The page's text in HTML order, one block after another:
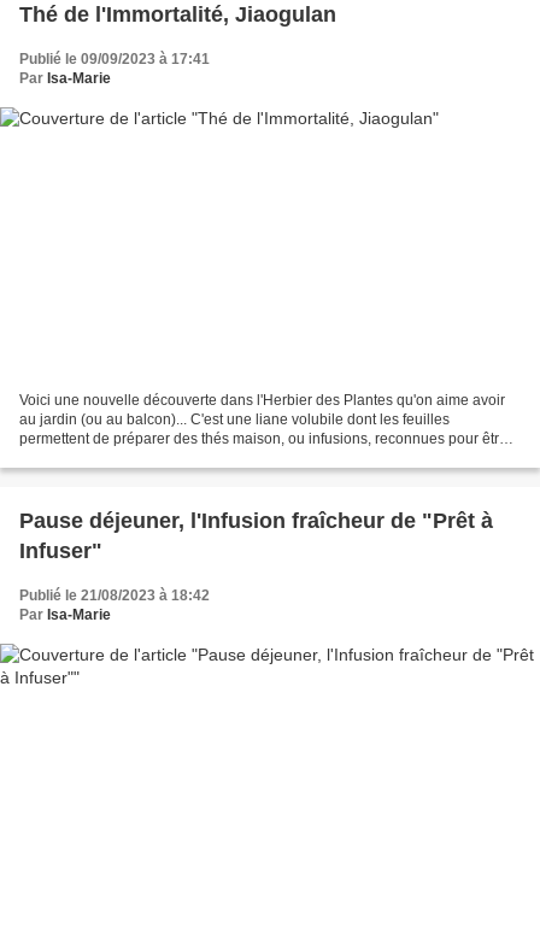
Thé de l'Immortalité, Jiaogulan
Publié le 09/09/2023 à 17:41
Par Isa-Marie
Voici une nouvelle découverte dans l'Herbier des Plantes qu'on aime avoir
au jardin (ou au balcon)... C'est une liane volubile dont les feuilles
permettent de préparer des thés maison, ou infusions, reconnues pour être
Pause déjeuner, l'Infusion fraîcheur de "Prêt à
Infuser"
Publié le 21/08/2023 à 18:42
Par Isa-Marie